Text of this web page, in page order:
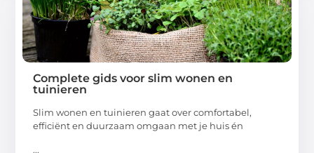
Complete gids voor slim wonen en
tuinieren
Slim wonen en tuinieren gaat over comfortabel,
efficiënt en duurzaam omgaan met je huis én
...